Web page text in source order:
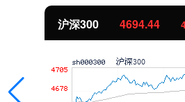
沪深300 4694.44